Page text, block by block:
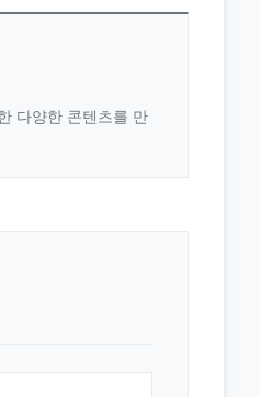
다양한 콘텐츠를 만